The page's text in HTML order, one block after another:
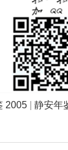
2005 静安年